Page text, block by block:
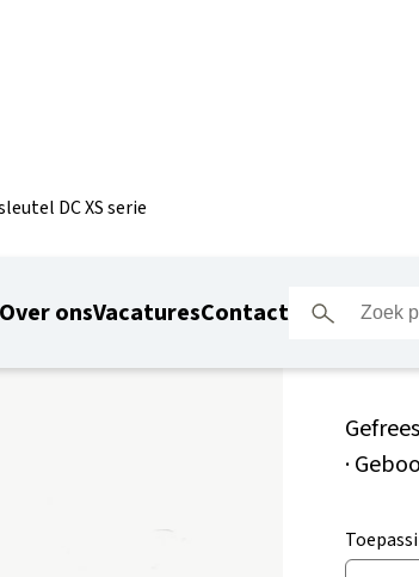
Over onsVacaturesContact
DC XS serie
·